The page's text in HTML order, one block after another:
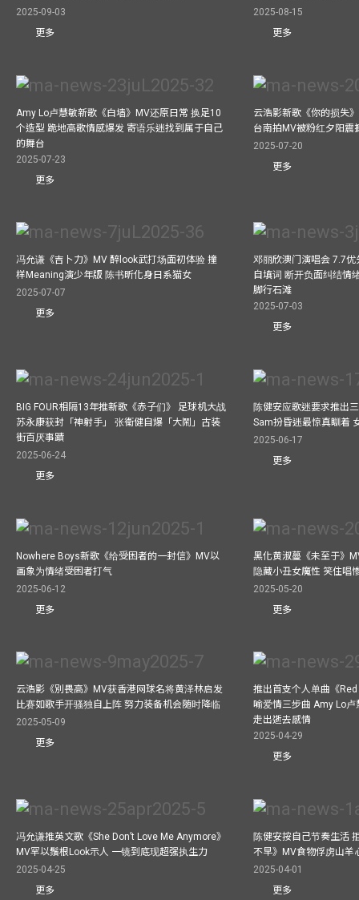
2025-09-03
更多
2025-08-15
更多
Amy Lo卢慧敏新歌《白墙》MV还原日常 换足10
个造型 跪地高歌情感爆发 寄语乐迷找到属于自己
的舞台
2025-07-23
更多
云浩影新歌《你的损失
台南拍MV被粉红夕阳震
2025-07-20
更多
冯允谦《吉卜力》MV 醉look武打场面初体验 撞
样Meaning演少年版 陈书昕化身日系猫女
2025-07-07
更多
邓丽欣澳门演唱会 7.7
自填词 断开负面纠结情
脚行石滩
2025-07-03
更多
BIG FOUR相隔13年推新歌《赤子们》 足球机大战
苏永康获封「神射手」 张衞健自爆「大鬧」古装
街百厌事蹟
2025-06-24
更多
陈健安应歌迷要求推出
Sam扮昏迷最惊真瞓着
2025-06-17
更多
Nowhere Boys新歌《给受困者的一封信》MV以
画象为情绪受困者打气
2025-06-12
更多
黑化黄淑蔓《未至于》
隐藏小丑女魔性 笑住唱
2025-05-20
更多
云浩影《別畏高》MV获香港网球名将黄泽林启发
比赛如歌手开骚独自上阵 努力装备机会随时降临
2025-05-09
更多
推出首支个人单曲《
喻爱情三步曲 Amy Lo
走出逝去感情
2025-04-29
更多
冯允谦推英文歌《She Don’t Love Me Anymore》
MV罕以鬚根Look示人 一镜到底现超强执生力
2025-04-25
更多
陈健安按自己节奏生活
不早》MV食物俘虏山羊
2025-04-01
更多